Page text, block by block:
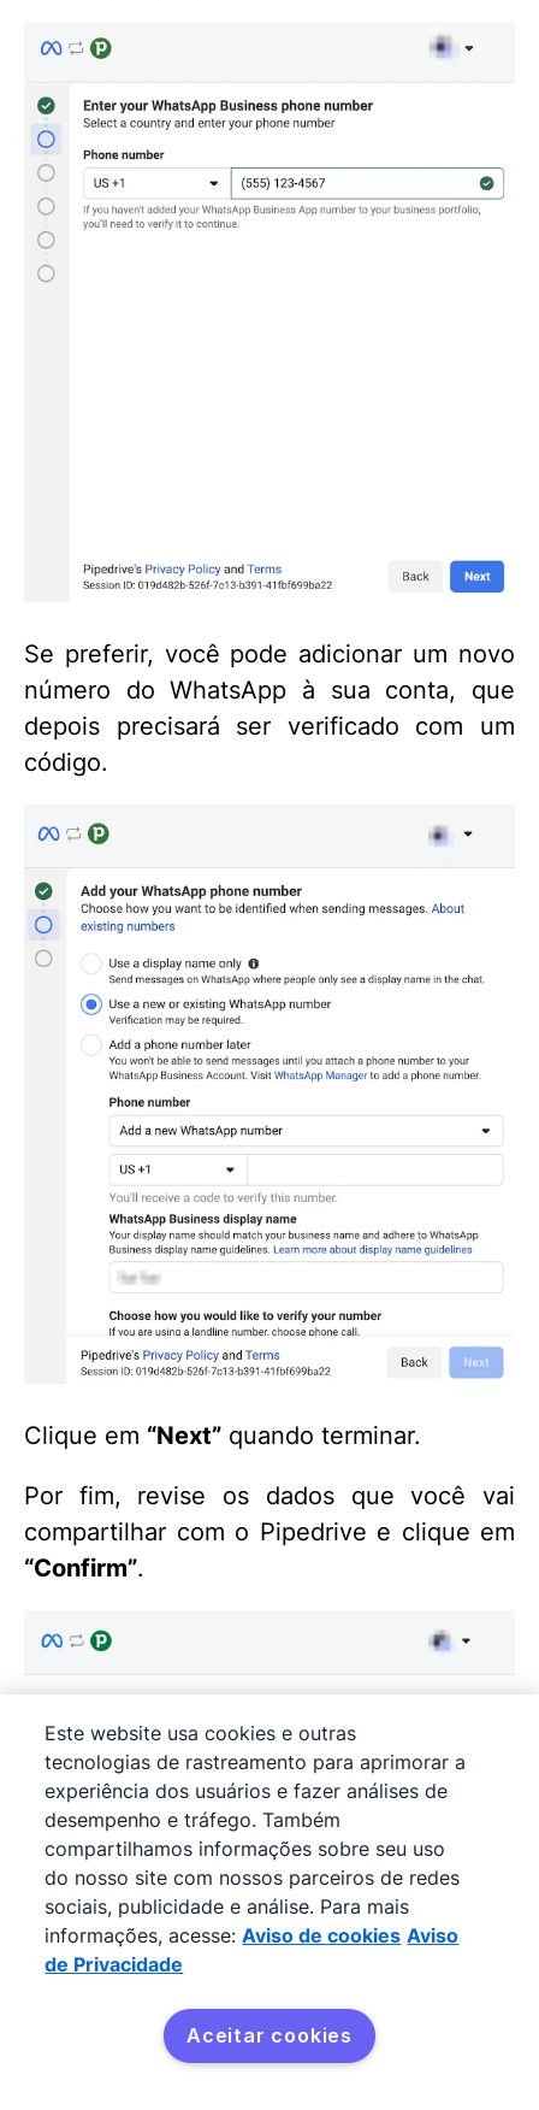
Se preferir, você pode adicionar um novo
número do WhatsApp à sua conta, que
depois precisará ser verificado com um
código.
Clique em “Next” quando terminar.
Por fim, revise os dados que você vai
compartilhar com o Pipedrive e clique em
“Confirm”.
Este website usa cookies e outras
tecnologias de rastreamento para aprimorar a
experiência dos usuários e fazer análises de
desempenho e tráfego. Também
compartilhamos informações sobre seu uso
do nosso site com nossos parceiros de redes
sociais, publicidade e análise. Para mais
informações, acesse: Aviso de cookies Aviso
de Privacidade
Aceitar cookies